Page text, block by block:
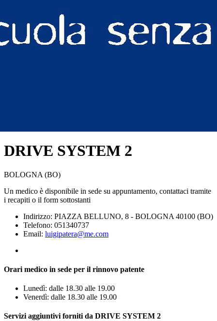
DRIVE SYSTEM 2
BOLOGNA (BO)
Un medico è disponibile in sede su appuntamento, contattaci tramite
i recapiti o il form sottostanti
Indirizzo: PIAZZA BELLUNO, 8 - BOLOGNA 40100 (BO)
Telefono: 051340737
Email: luigipatera@me.com
Orari medico in sede per il rinnovo patente
Lunedì: dalle 18.30 alle 19.00
Venerdì: dalle 18.30 alle 19.00
Servizi aggiuntivi forniti da DRIVE SYSTEM 2